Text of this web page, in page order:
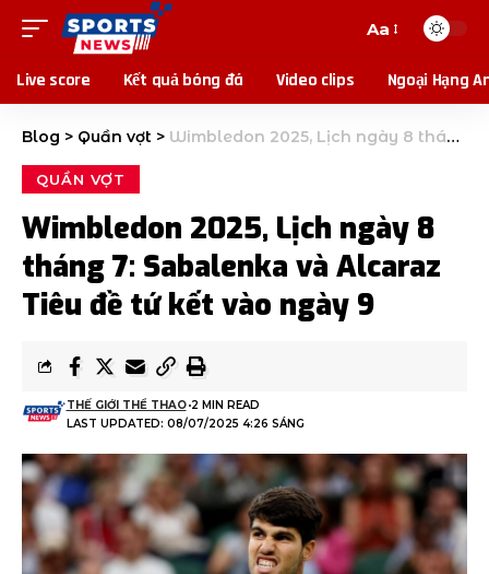
Aa
Live score Kết quả bóng đá Video clips Ngoại Hạng
Blog > Quần vợt > Wimbledon 2025, Lịch ngày 8 tháng 7: Sabalenka và Alcaraz Tiêu đề tứ kết vào ngày 9
QUẦN VỢT
Wimbledon 2025, Lịch ngày 8
tháng 7: Sabalenka và Alcaraz
Tiêu đề tứ kết vào ngày 9
LAST UPDATED: 08/07/2025 4:26 SÁNG
THẾ GIỚI THỂ THAO 2 MIN READ